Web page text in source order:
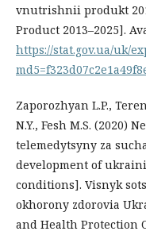
vnutrishnii produkt
Product 2013–2025].
https://stat.gov.ua/uk/
Zaporozhyan L.P.,
N.Y., Fesh M.S. (2020)
telemedytsyny za
development of
conditions]. Visnyk
okhorony zdorovia
and Health Protection